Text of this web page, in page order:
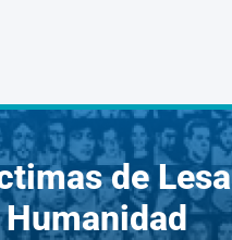
de Lesa
Humanidad